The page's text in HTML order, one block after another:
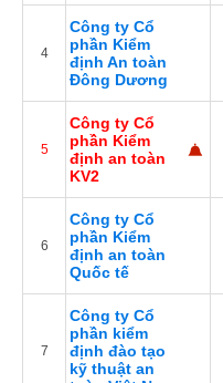
định
KTATLĐ
HỖ TRỢ
4
Công ty Cổ
phần Kiểm
định An toàn
Đông Dương
5
Công ty Cổ
phần Kiểm
định an toàn
KV2
6
Công ty Cổ
phần Kiểm
định an toàn
Quốc tế
7
Công ty Cổ
phần kiểm
định đào tạo
kỹ thuật an